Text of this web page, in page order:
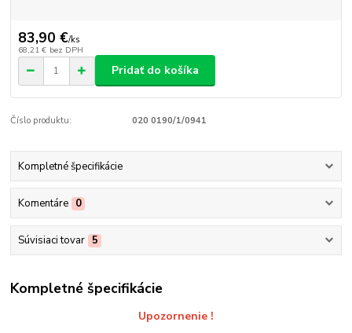
83,90 €/ks
68,21 € bez DPH
Pridať do košíka
Číslo produktu: 020 0190/1/0941
Kompletné špecifikácie
Komentáre 0
Súvisiaci tovar 5
Kompletné špecifikácie
Upozornenie !